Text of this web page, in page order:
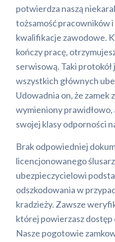
potwierdza naszą
tożsamość pracowników
kwalifikacje zawodowe.
kończy pracę,
serwisową. Taki
wszystkich głównych
Udowadnia on, że zamek
wymieniony prawidłowo,
swojej klasy odporności
Brak odpowiedniej
licencjonowanego
ubezpieczycielowi
odszkodowania w
kradzieży. Zawsze
której powierzasz dostęp
Nasze pogotowie